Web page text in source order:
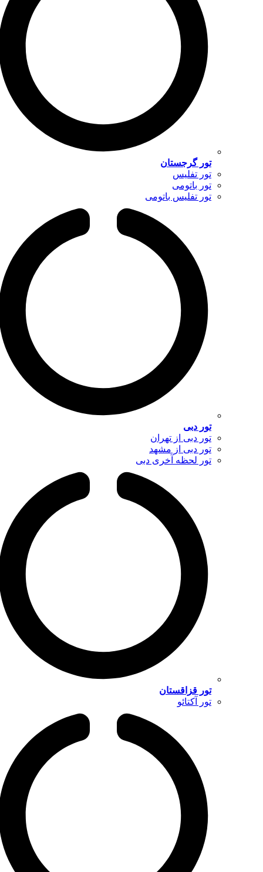
تور گرجستان
تور تفلیس
تور باتومی
تور تفلیس باتومی
تور دبی
تور دبی از تهران
تور دبی از مشهد
تور لحظه آخری دبی
تور قزاقستان
تور آکتائو